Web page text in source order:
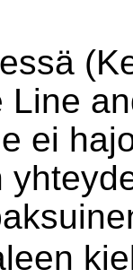
Line
ei